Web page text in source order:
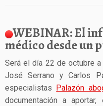
WEBINAR: El
médico desde un
Será el día 22 de octubre
José Serrano y Carlos
especialistas
Palazón
documentación a